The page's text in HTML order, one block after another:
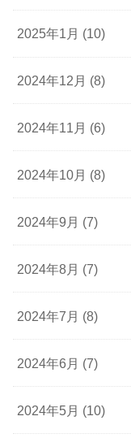
2025年1月 (10)
2024年12月 (8)
2024年11月 (6)
2024年10月 (8)
2024年9月 (7)
2024年8月 (7)
2024年7月 (8)
2024年6月 (7)
2024年5月 (10)